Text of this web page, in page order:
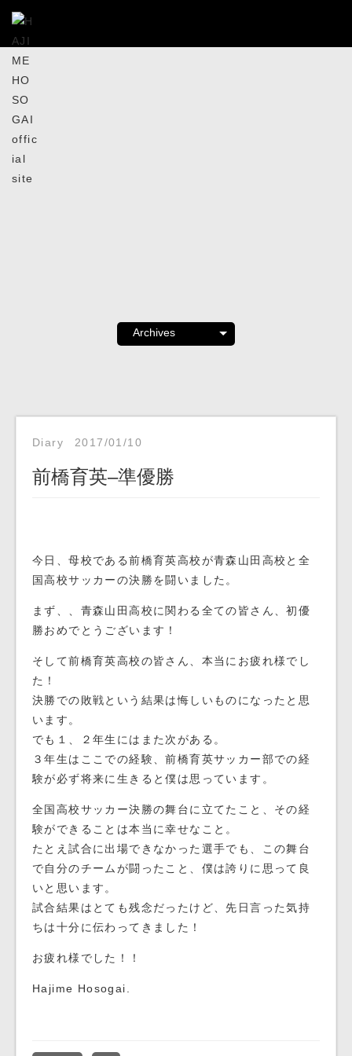
Diary 2017/01/10
前橋育英–準優勝
今日、母校である前橋育英高校が青森山田高校と全
国高校サッカーの決勝を闘いました。
まず、、青森山田高校に関わる全ての皆さん、初優
勝おめでとうございます！
そして前橋育英高校の皆さん、本当にお疲れ様でし
た！
決勝での敗戦という結果は悔しいものになったと思
います。
でも１、２年生にはまた次がある。
３年生はここでの経験、前橋育英サッカー部での経
験が必ず将来に生きると僕は思っています。
全国高校サッカー決勝の舞台に立てたこと、その経
験ができることは本当に幸せなこと。
たとえ試合に出場できなかった選手でも、この舞台
で自分のチームが闘ったこと、僕は誇りに思って良
いと思います。
試合結果はとても残念だったけど、先日言った気持
ちは十分に伝わってきました！
お疲れ様でした！！
Hajime Hosogai.